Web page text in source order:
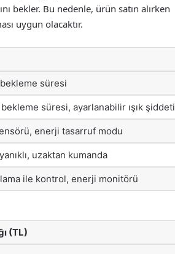
bekler. Bu nedenle, ürün satın alırken
uygun olacaktır.
süresi
süresi, ayarlanabilir ışık şiddeti
enerji tasarruf modu
uzaktan kumanda
ile kontrol, enerji monitörü
(TL)